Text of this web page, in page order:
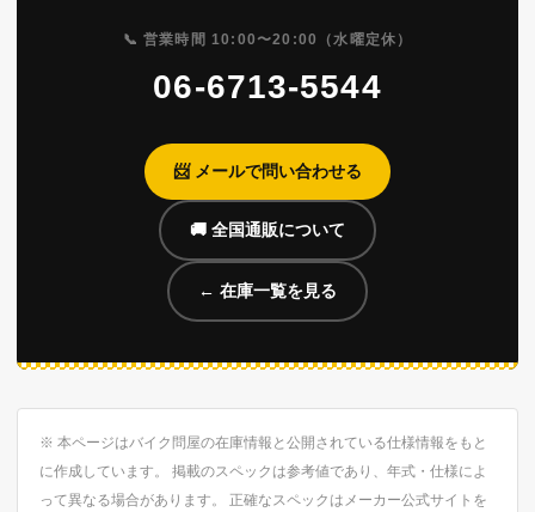
📞 営業時間 10:00〜20:00（水曜定休）
06-6713-5544
📨 メールで問い合わせる
🚚 全国通販について
← 在庫一覧を見る
※ 本ページはバイク問屋の在庫情報と公開されている仕様情報をもと
に作成しています。 掲載のスペックは参考値であり、年式・仕様によ
って異なる場合があります。 正確なスペックはメーカー公式サイトを